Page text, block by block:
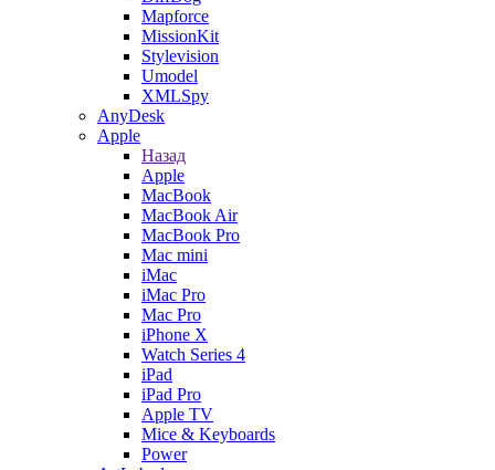
Mapforce
MissionKit
Stylevision
Umodel
XMLSpy
AnyDesk
Apple
Назад
Apple
MacBook
MacBook Air
MacBook Pro
Mac mini
iMac
iMac Pro
Mac Pro
iPhone X
Watch Series 4
iPad
iPad Pro
Apple TV
Mice & Keyboards
Power